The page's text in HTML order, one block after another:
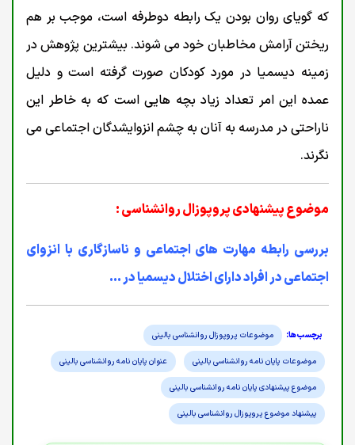
که گویای روان بودن یک رابطه دوطرفه است، موجب بر هم
ریختن آرامش مخاطبان خود می شوند. بیشترین پژوهش در
زمینه دیسمیا در مورد کودکان صورت گرفته است و دلیل
عمده این امر تعداد زیاد بچه هایی است که به خاطر این
ناراحتی در مدرسه به آنان به چشم انزوایشدگان اجتماعی می
نگرند.
موضوع پیشنهادی پروپوزال روانشناسی :
بررسی رابطه مهارت های اجتماعی و ناسازگاری با انزوای
اجتماعی در افراد دارای اختلال دیسمیا در ...
موضوعات پروپوزال روانشناسی بالینی
موضوعات پایان نامه روانشناسی بالینی عنوان پایان نامه روانشناسی بالینی
موضوع پیشنهادی پایان نامه روانشناسی بالینی
پیشنهاد موضوع پروپوزال روانشناسی بالینی